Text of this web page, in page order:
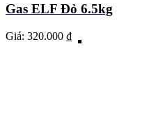
Gas ELF Đỏ 6.5kg
Giá: 320.000 ₫